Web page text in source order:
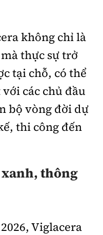
không chỉ là
thực sự trở
tại chỗ, có thể
các chủ đầu
bộ vòng đời dự
thi công đến
thông
Viglacera